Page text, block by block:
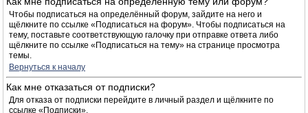
Чтобы подписаться на определённый форум, зайдите на него и
щёлкните по ссылке «Подписаться на форум». Чтобы подписаться на
тему, поставьте соответствующую галочку при отправке ответа либо
щёлкните по ссылке «Подписаться на тему» на странице просмотра
темы.
Вернуться к началу
Как мне отказаться от подписки?
Для отказа от подписки перейдите в личный раздел и щёлкните по
ссылке «Подписки».